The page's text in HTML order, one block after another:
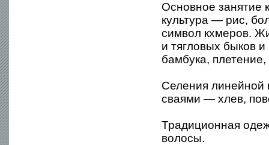
Основное занятие
культура — рис,
символ кхмеров.
и тягловых быков
бамбука,
Селения
сваями — хлев,
Традиционная
волосы.